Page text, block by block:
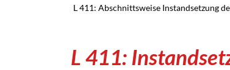
L 411: Abschnittsweise Instandsetzung
L 411: